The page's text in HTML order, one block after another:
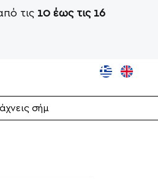
τις 10 έως τις 16